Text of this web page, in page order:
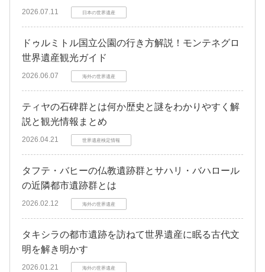
2026.07.11 日本の世界遺産
ドゥルミトル国立公園の行き方解説！モンテネグロ
世界遺産観光ガイド
2026.06.07 海外の世界遺産
ティヤの石碑群とは何か歴史と謎をわかりやすく解
説と観光情報まとめ
2026.04.21 世界遺産検定情報
タフテ・バヒーの仏教遺跡群とサハリ・バハロール
の近隣都市遺跡群とは
2026.02.12 海外の世界遺産
タキシラの都市遺跡を訪ねて世界遺産に眠る古代文
明を解き明かす
2026.01.21 海外の世界遺産